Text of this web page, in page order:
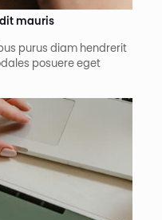
mauris​
purus diam hendrerit
posuere eget